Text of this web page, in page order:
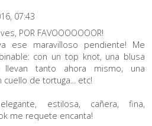
07:43
POR FAVOOOOOOOR!
ese maravilloso pendiente! Me
con un top knot, una blusa
tanto ahora mismo, una
cuello de tortuga... etc!
estilosa, cañera, fina,
me requete encanta!